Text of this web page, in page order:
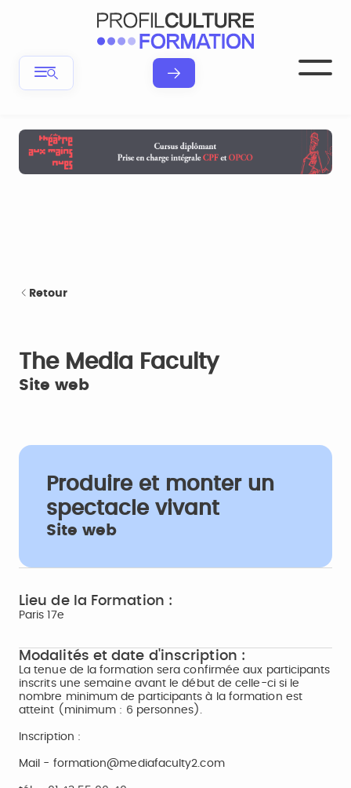
Retour
The Media Faculty
Site web
Produire et monter un
spectacle vivant
Site web
Lieu de la Formation :
Paris 17e
Modalités et date d'inscription :
La tenue de la formation sera confirmée aux participants
inscrits une semaine avant le début de celle-ci si le
nombre minimum de participants à la formation est
atteint (minimum : 6 personnes).
Inscription :
Mail - formation@mediafaculty2.com